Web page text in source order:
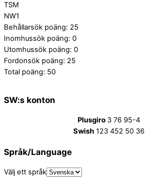
TSM
NW1
Behållarsök poäng: 25
Inomhussök poäng: 0
Utomhussök poäng: 0
Fordonsök poäng: 25
Total poäng: 50
SW:s konton
Plusgiro 3 76 95-4
Swish123 452 50 36
Språk/Language
Välj ett språk